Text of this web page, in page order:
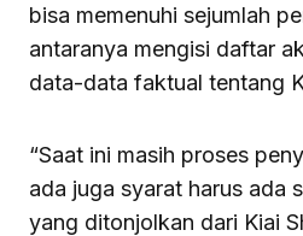
bisa memenuhi sejumlah
antaranya mengisi daftar
data-data faktual tentang
“Saat ini masih proses
ada juga syarat harus ada
yang ditonjolkan dari Kiai